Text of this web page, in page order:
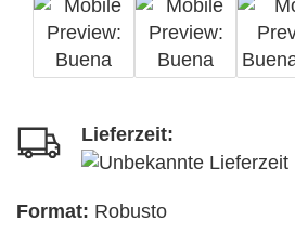
Lieferzeit:
Format: Robusto